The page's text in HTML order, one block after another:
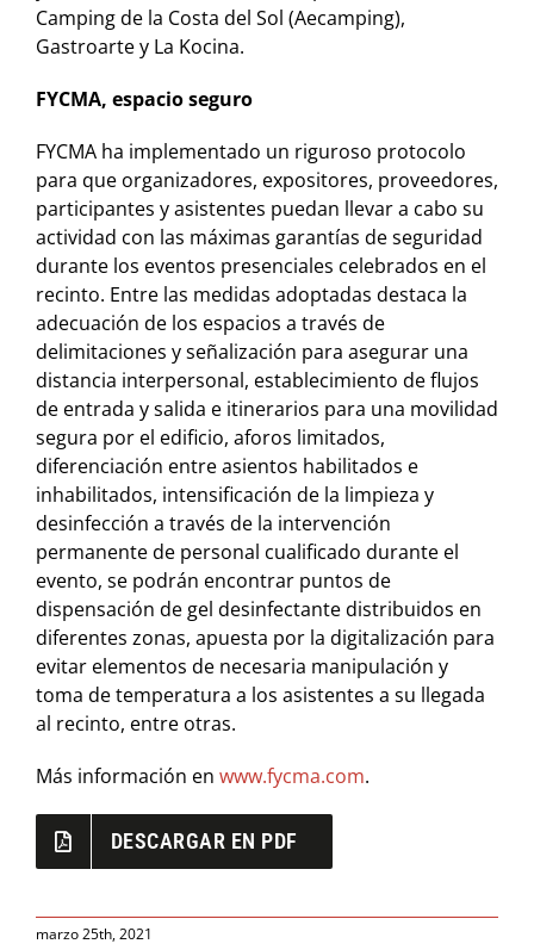
Camping de la Costa del Sol (Aecamping),
Gastroarte y La Kocina.
FYCMA, espacio seguro
FYCMA ha implementado un riguroso protocolo
para que organizadores, expositores, proveedores,
participantes y asistentes puedan llevar a cabo su
actividad con las máximas garantías de seguridad
durante los eventos presenciales celebrados en el
recinto. Entre las medidas adoptadas destaca la
adecuación de los espacios a través de
delimitaciones y señalización para asegurar una
distancia interpersonal, establecimiento de flujos
de entrada y salida e itinerarios para una movilidad
segura por el edificio, aforos limitados,
diferenciación entre asientos habilitados e
inhabilitados, intensificación de la limpieza y
desinfección a través de la intervención
permanente de personal cualificado durante el
evento, se podrán encontrar puntos de
dispensación de gel desinfectante distribuidos en
diferentes zonas, apuesta por la digitalización para
evitar elementos de necesaria manipulación y
toma de temperatura a los asistentes a su llegada
al recinto, entre otras.
Más información en www.fycma.com.
DESCARGAR EN PDF
marzo 25th, 2021